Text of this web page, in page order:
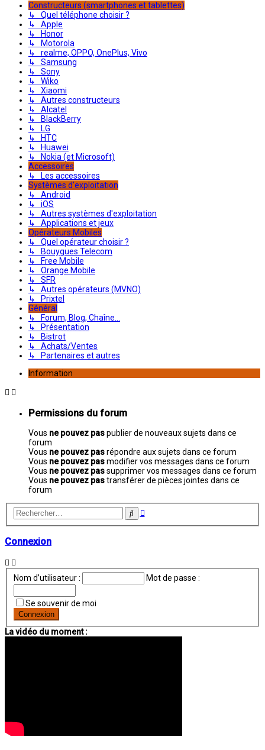
Constructeurs (smartphones et tablettes)
↳ Quel téléphone choisir ?
↳ Apple
↳ Honor
↳ Motorola
↳ realme, OPPO, OnePlus, Vivo
↳ Samsung
↳ Sony
↳ Wiko
↳ Xiaomi
↳ Autres constructeurs
↳ Alcatel
↳ BlackBerry
↳ LG
↳ HTC
↳ Huawei
↳ Nokia (et Microsoft)
Accessoires
↳ Les accessoires
Systèmes d'exploitation
↳ Android
↳ iOS
↳ Autres systèmes d'exploitation
↳ Applications et jeux
Opérateurs Mobiles
↳ Quel opérateur choisir ?
↳ Bouygues Telecom
↳ Free Mobile
↳ Orange Mobile
↳ SFR
↳ Autres opérateurs (MVNO)
↳ Prixtel
Général
↳ Forum, Blog, Chaîne...
↳ Présentation
↳ Bistrot
↳ Achats/Ventes
↳ Partenaires et autres
Information
Permissions du forum
Vous ne pouvez paspublier de nouveaux sujets dans ce
forum
Vous ne pouvez pasrépondre aux sujets dans ce forum
Vous ne pouvez pasmodifier vos messages dans ce forum
Vous ne pouvez passupprimer vos messages dans ce forum
Vous ne pouvez pastransférer de pièces jointes dans ce
forum
Rechercher
Recherche
Connexion
Nom d’utilisateur : Mot de passe :
Se souvenir de moi
La vidéo du moment :